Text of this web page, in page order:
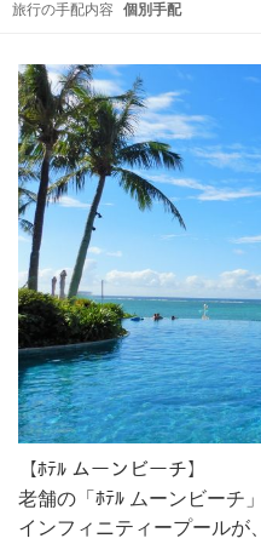
旅行の手配内容
個別手配
【ﾎﾃﾙ ムーンビーチ】
老舗の「ﾎﾃﾙ ムーンビーチ」
インフィニティープールが、